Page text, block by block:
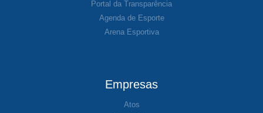
Portal da Transparência
Agenda de Esporte
Arena Esportiva
Empresas
Atos